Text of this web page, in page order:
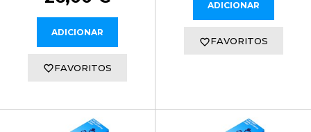
ADICIONAR
FAVORITOS
ADICIONAR
FAVORITOS